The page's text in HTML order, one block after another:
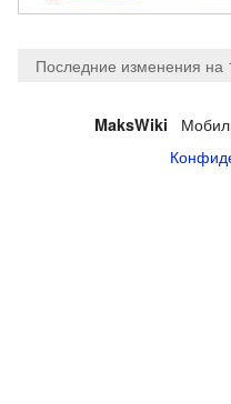
Последние изменения на
MaksWiki